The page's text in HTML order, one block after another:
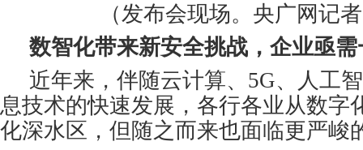
（发布会现场。央广网记
数智化带来新安全挑战，企业亟
近年来，伴随云计算、5G、人工
息技术的快速发展，各行各业从数字
化深水区，但随之而来也面临更严峻